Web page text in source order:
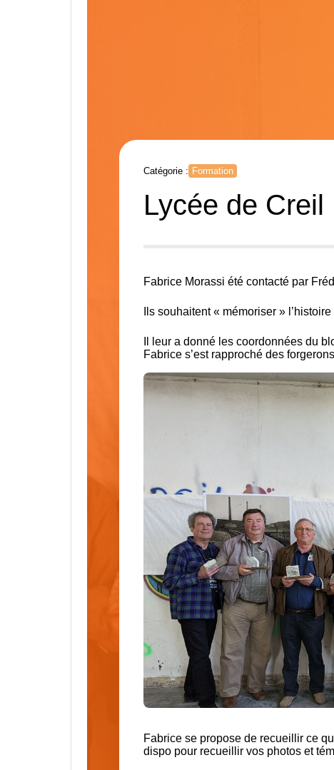
Catégorie : Formation
Lycée de
Fabrice Morassi été contacté par
Ils souhaitent« mémoriser »
Il leur a donné les coordonnées du
Fabrice s’est rapproché des
Fabrice se propose de recueillir ce
dispo pour recueillir vos photos et